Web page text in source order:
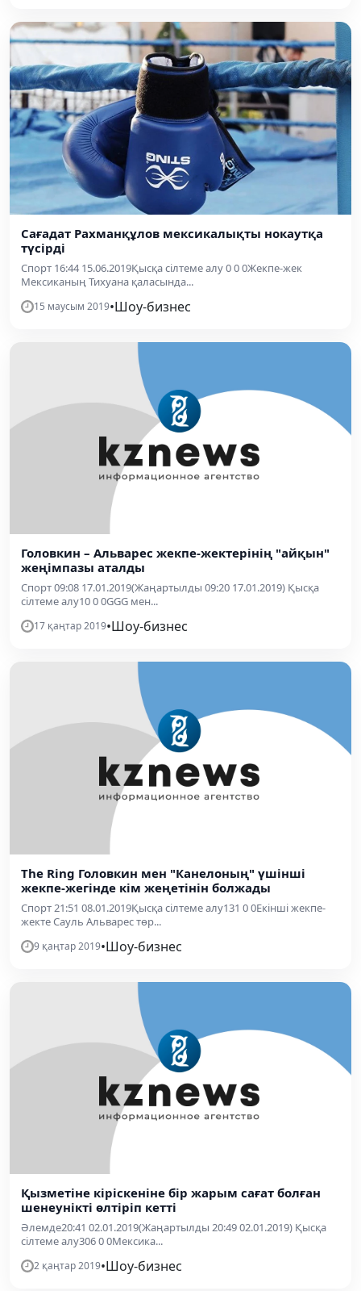
Сағадат Рахманқұлов мексикалықты нокаутқа
түсірді
Спорт 16:44 15.06.2019Қысқа сілтеме алу 0 0 0Жекпе-жек
Мексиканың Тихуана қаласында...
15 маусым 2019•Шоу-бизнес
Головкин – Альварес жекпе-жектерінің "айқын"
жеңімпазы аталды
Спорт 09:08 17.01.2019(Жаңартылды 09:20 17.01.2019) Қысқа
сілтеме алу10 0 0GGG мен...
17 қаңтар 2019•Шоу-бизнес
The Ring Головкин мен "Канелоның" үшінші
жекпе-жегінде кім жеңетінін болжады
Спорт 21:51 08.01.2019Қысқа сілтеме алу131 0 0Екінші жекпе-
жекте Сауль Альварес төр...
9 қаңтар 2019•Шоу-бизнес
Қызметіне кіріскеніне бір жарым сағат болған
шенеунікті өлтіріп кетті
Әлемде20:41 02.01.2019(Жаңартылды 20:49 02.01.2019) Қысқа
сілтеме алу306 0 0Мексика...
2 қаңтар 2019•Шоу-бизнес